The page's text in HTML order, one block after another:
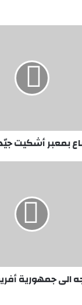
بمعبر أشكيت
الى جمهورية